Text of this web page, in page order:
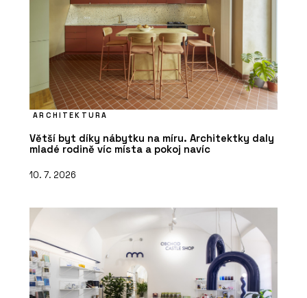
ARCHITEKTURA
Větší byt díky nábytku na míru. Architektky daly
mladé rodině víc místa a pokoj navíc
10. 7. 2026